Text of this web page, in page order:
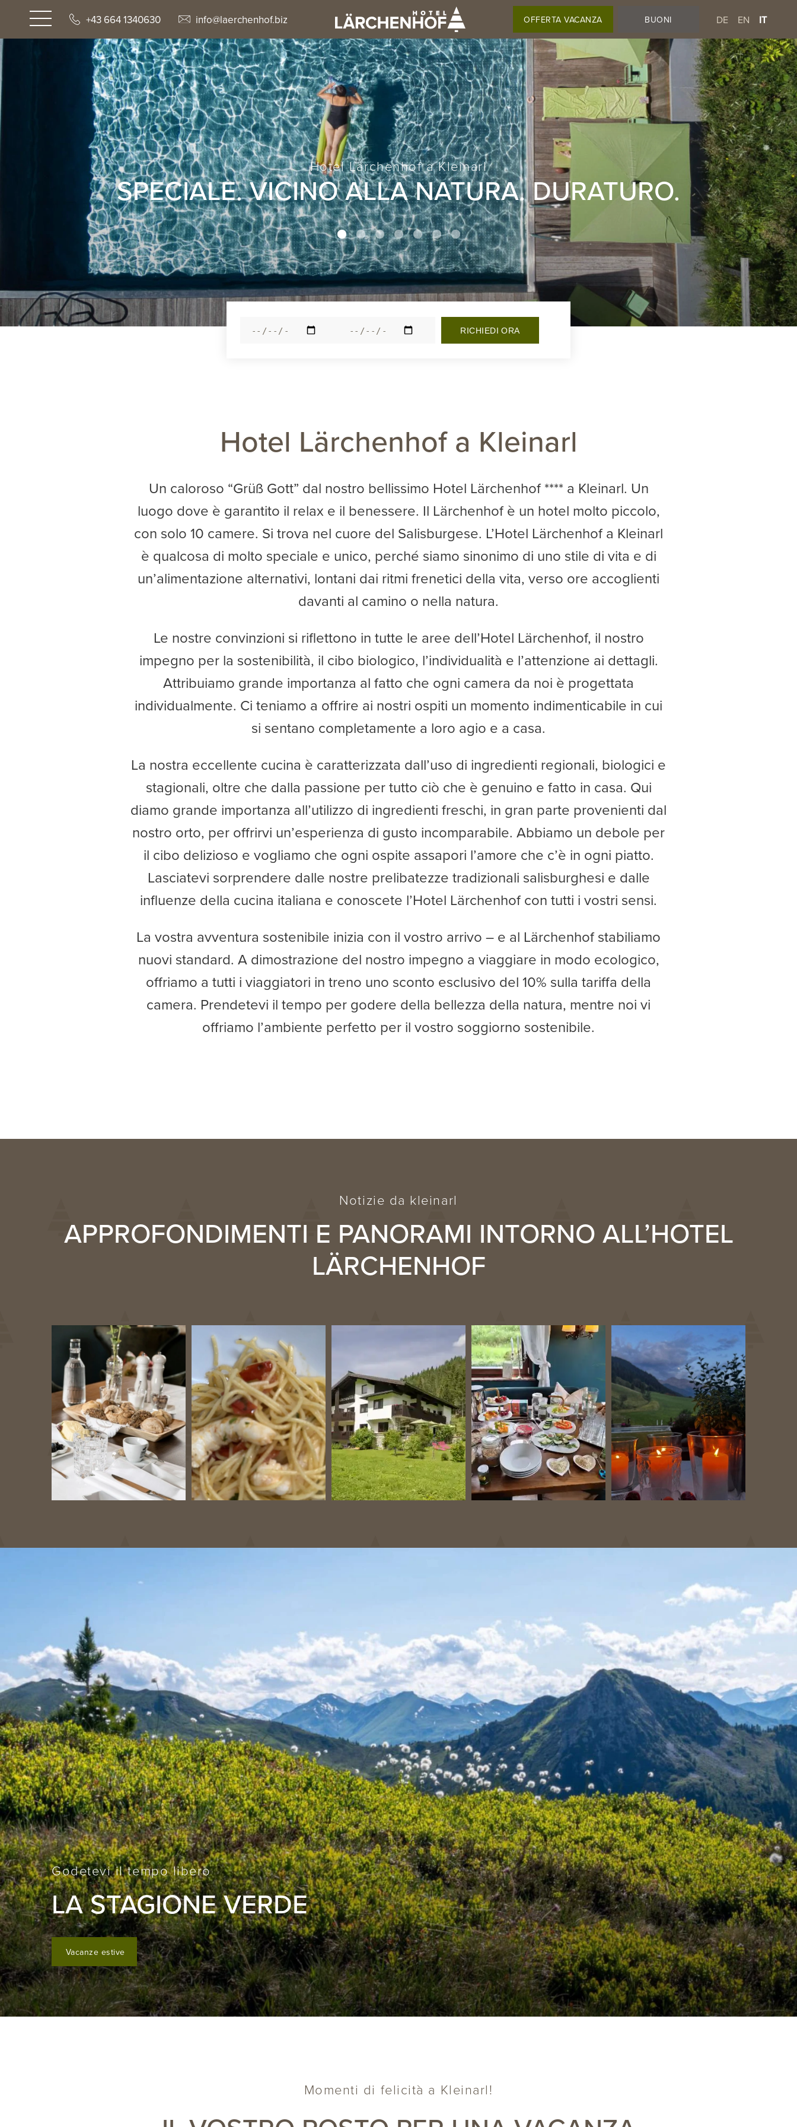
+43 664 1340630 info@laerchenhof.biz OFFERTA VACANZA BUONI DE EN IT
Hotel Lärchenhof a Kleinarl
SPECIALE. VICINO ALLA NATURA. DURATURO.
Hotel Lärchenhof a Kleinarl
Un caloroso “Grüß Gott” dal nostro bellissimo Hotel Lärchenhof **** a Kleinarl. Un
luogo dove è garantito il relax e il benessere. Il Lärchenhof è un hotel molto piccolo,
con solo 10 camere. Si trova nel cuore del Salisburgese. L’Hotel Lärchenhof a Kleinarl
è qualcosa di molto speciale e unico, perché siamo sinonimo di uno stile di vita e di
un’alimentazione alternativi, lontani dai ritmi frenetici della vita, verso ore accoglienti
davanti al camino o nella natura.
Le nostre convinzioni si riflettono in tutte le aree dell’Hotel Lärchenhof, il nostro
impegno per la sostenibilità, il cibo biologico, l’individualità e l’attenzione ai dettagli.
Attribuiamo grande importanza al fatto che ogni camera da noi è progettata
individualmente. Ci teniamo a offrire ai nostri ospiti un momento indimenticabile in cui
si sentano completamente a loro agio e a casa.
La nostra eccellente cucina è caratterizzata dall’uso di ingredienti regionali, biologici e
stagionali, oltre che dalla passione per tutto ciò che è genuino e fatto in casa. Qui
diamo grande importanza all’utilizzo di ingredienti freschi, in gran parte provenienti dal
nostro orto, per offrirvi un’esperienza di gusto incomparabile. Abbiamo un debole per
il cibo delizioso e vogliamo che ogni ospite assapori l’amore che c’è in ogni piatto.
Lasciatevi sorprendere dalle nostre prelibatezze tradizionali salisburghesi e dalle
influenze della cucina italiana e conoscete l’Hotel Lärchenhof con tutti i vostri sensi.
La vostra avventura sostenibile inizia con il vostro arrivo – e al Lärchenhof stabiliamo
nuovi standard. A dimostrazione del nostro impegno a viaggiare in modo ecologico,
offriamo a tutti i viaggiatori in treno uno sconto esclusivo del 10% sulla tariffa della
camera. Prendetevi il tempo per godere della bellezza della natura, mentre noi vi
offriamo l’ambiente perfetto per il vostro soggiorno sostenibile.
Notizie da kleinarl
APPROFONDIMENTI E PANORAMI INTORNO ALL’HOTEL
LÄRCHENHOF
Godetevi il tempo libero
LA STAGIONE VERDE
Vacanze estive
Momenti di felicità a Kleinarl!